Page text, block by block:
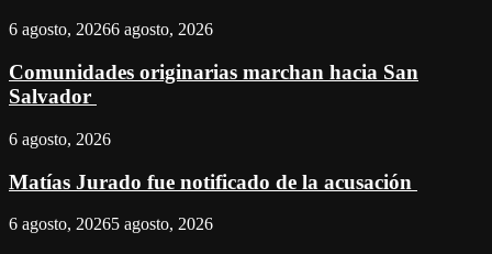
6 agosto, 20266 agosto, 2026
Comunidades originarias marchan hacia San
Salvador
6 agosto, 2026
Matías Jurado fue notificado de la acusación
6 agosto, 20265 agosto, 2026